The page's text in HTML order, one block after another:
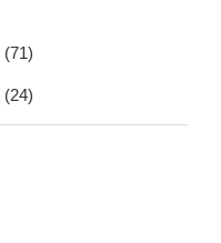
(71)
(24)